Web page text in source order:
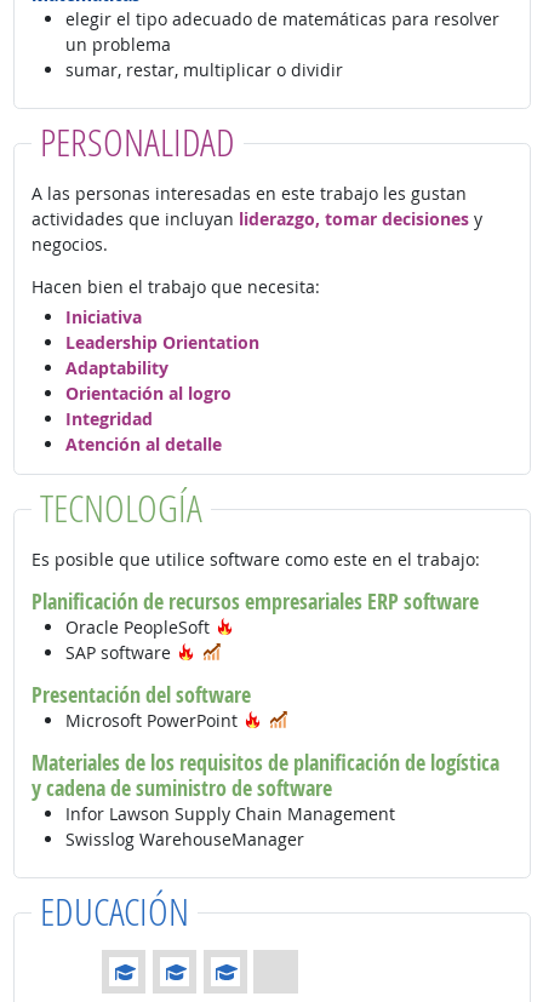
elegir el tipo adecuado de matemáticas para resolver
un problema
sumar, restar, multiplicar o dividir
PERSONALIDAD
A las personas interesadas en este trabajo les gustan
actividades que incluyan liderazgo, tomar decisionesy
negocios.
Hacen bien el trabajo que necesita:
Iniciativa
Leadership Orientation
Adaptability
Orientación al logro
Integridad
Atención al detalle
TECNOLOGÍA
Es posible que utilice software como este en el trabajo:
Planificación de recursos empresariales ERP software
Oracle PeopleSoft
SAP software
Tecnología de moda
Presentación del software
Microsoft PowerPoint Tecnología de moda
Materiales de los requisitos de planificación de logística
y cadena de suministro de software
Infor Lawson Supply Chain Management
Swisslog WarehouseManager
EDUCACIÓN
Educación: (Calificación 3 de 4)